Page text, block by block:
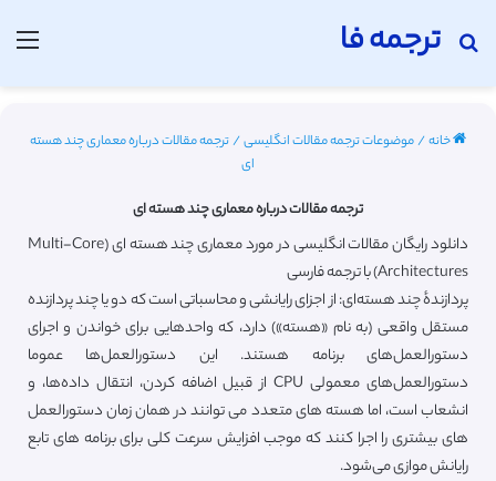
ترجمه فا
جستجو برای
خانه/موضوعات ترجمه مقالات انگلیسی/ترجمه مقالات درباره معماری چند هسته
ای
ترجمه مقالات درباره معماری چند هسته ای
دانلود رایگان مقالات انگلیسی در مورد معماری چند هسته ای (Multi-Core
Architectures) با ترجمه فارسی
پردازندهٔ چند هسته‌ای: از اجزای رایانشی و محاسباتی است که دو یا چند پردازنده
مستقل واقعی (به نام «هسته») دارد، که واحدهایی برای خواندن و اجرای
دستورالعمل‌های برنامه هستند. این دستورالعمل‌ها عموما
دستورالعمل‌های معمولی CPU از قبیل اضافه کردن، انتقال داده‌ها، و
انشعاب است، اما هسته های متعدد می توانند در همان زمان دستورالعمل
های بیشتری را اجرا کنند که موجب افزایش سرعت کلی برای برنامه های تابع
رایانش موازی می‌شود.